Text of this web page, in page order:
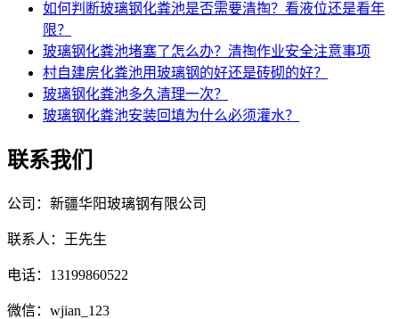
如何判断玻璃钢化粪池是否需要清掏？看液位还是看年
限？
玻璃钢化粪池堵塞了怎么办？清掏作业安全注意事项
村自建房化粪池用玻璃钢的好还是砖砌的好？
玻璃钢化粪池多久清理一次？
玻璃钢化粪池安装回填为什么必须灌水？
联系我们
公司：新疆华阳玻璃钢有限公司
联系人：王先生
电话：13199860522
微信：wjian_123